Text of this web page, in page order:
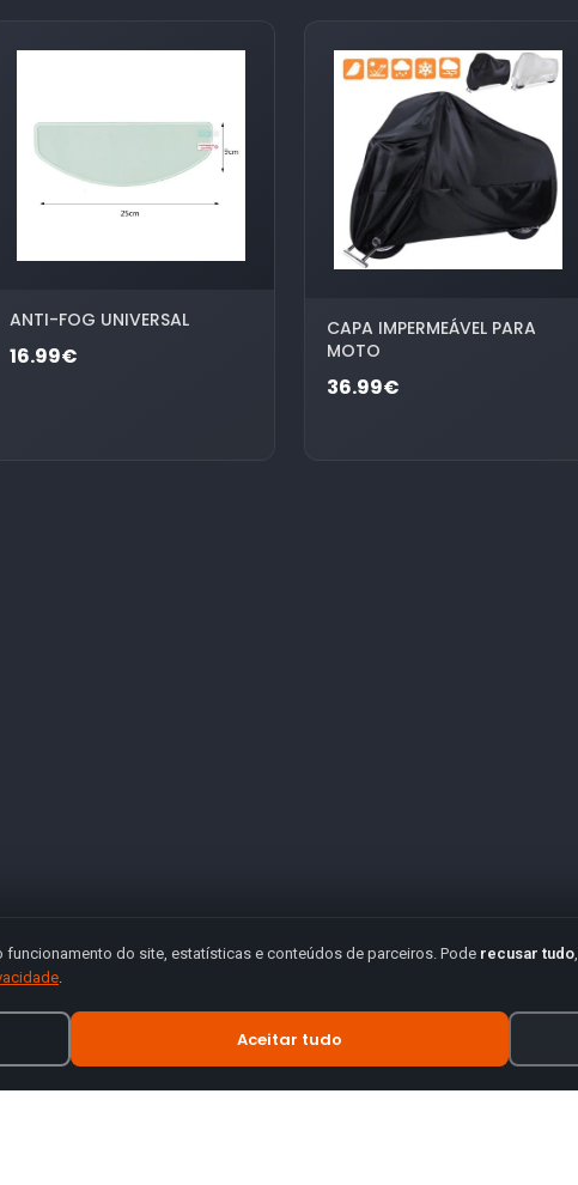
ANTI-FOG UNIVERSAL
16.99€
CAPA IMPERMEÁVEL PARA
MOTO
36.99€
do site, estatísticas e conteúdos de parceiros. Pode recusar tudo,
.
Aceitar tudo